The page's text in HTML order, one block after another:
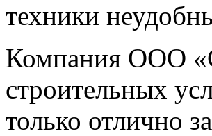
техники
Компания ООО
строительных
только отлично